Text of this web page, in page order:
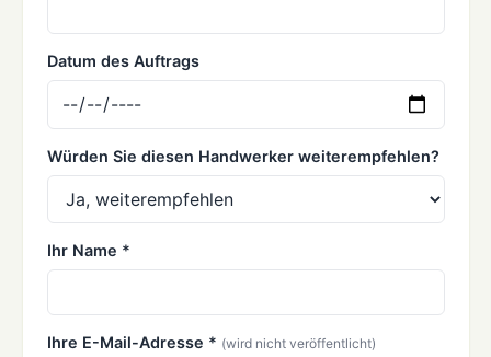
Datum des Auftrags
Würden Sie diesen Handwerker weiterempfehlen?
Ihr Name *
Ihre E-Mail-Adresse * (wird nicht veröffentlicht)